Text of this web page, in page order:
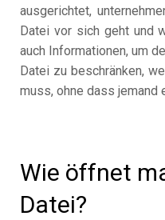
ausgerichtet,
Datei vor sich geht und
auch Informationen, um
Datei zu beschränken,
muss, ohne dass jemand
Wie öffnet
Datei?